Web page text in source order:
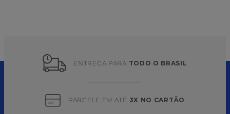
ENTREGA PARA TODO O BRASIL
PARCELE EM ATÉ 3X NO CARTÃO